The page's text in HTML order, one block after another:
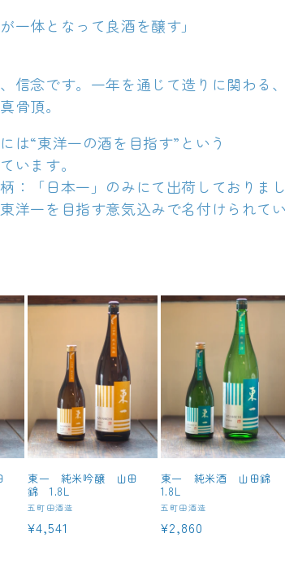
一体となって良酒を醸す」
信念です。一年を通じて造りに関わる
骨頂。
は“東洋一の酒を目指す”という
います。
：「日本一」のみにて出荷しておりまし
洋一を目指す意気込みで名付けられてい
東一 純米吟醸 山田
錦 1.8L
販
売
五町田酒造
通
¥4,541
東一 純米酒 山田錦
1.8L
販
売
五町田酒造
通
¥2,860